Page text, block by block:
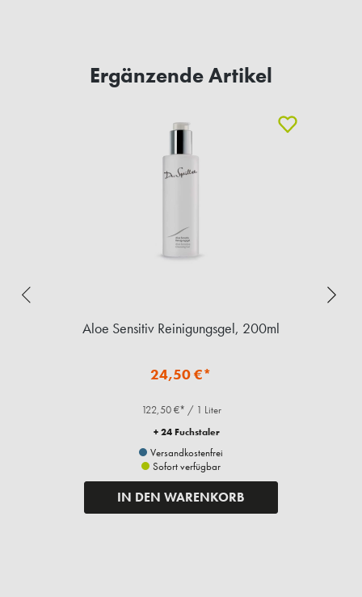
Ergänzende Artikel
Aloe Sensitiv Reinigungsgel, 200ml
24,50 €*
122,50 €* / 1 Liter
+ 24 Fuchstaler
Versandkostenfrei
Sofort verfügbar
IN DEN WARENKORB